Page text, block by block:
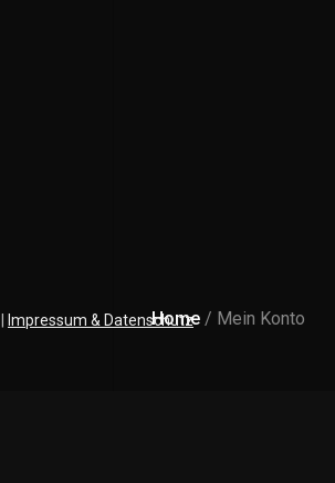
Home / Mein Konto
Impressum & Datenschutz